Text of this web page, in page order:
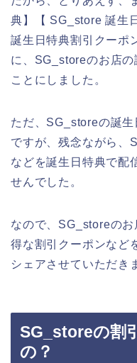
典】【 SG_store 誕生
誕生日特典割引クーポ
に、SG_storeのお店
ことにしました。
ただ、SG_storeの誕
ですが、残念ながら、
などを誕生日特典で配
せんでした。
なので、SG_storeの
得な割引クーポンなど
シェアさせていただき
SG_storeの割
の？